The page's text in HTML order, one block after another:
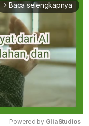
arrow_forward_ios Baca selengkapnya
Powered by GliaStudios